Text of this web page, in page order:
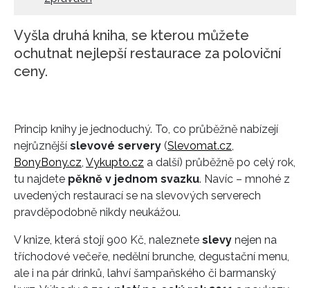
Vyšla druhá kniha, se kterou můžete
ochutnat nejlepší restaurace za poloviční
ceny.
Princip knihy je jednoduchý. To, co průběžně nabízejí
nejrůznější slevové servery (Slevomat.cz,
BonyBony.cz, Vykupto.cz a další) průběžně po celý rok,
tu najdete pěkně v jednom svazku. Navíc – mnohé z
uvedených restaurací se na slevových serverech
pravděpodobně nikdy neukážou.
V knize, která stojí 900 Kč, naleznete slevy nejen na
tříchodové večeře, nedělní brunche, degustační menu,
ale i na pár drinků, lahví šampaňského či barmanský